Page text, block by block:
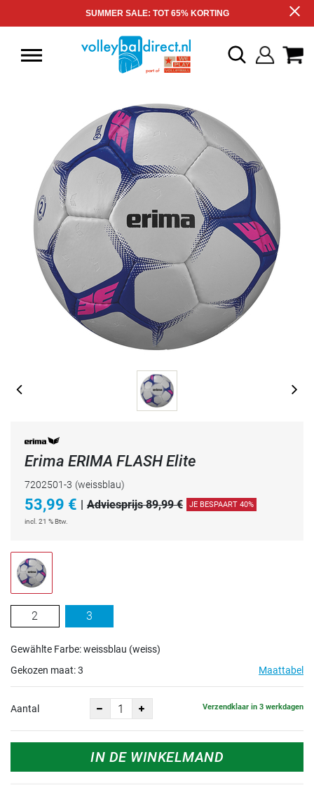
SUMMER SALE: TOT 65% KORTING
Erima ERIMA FLASH Elite
7202501-3 (weissblau)
53,99 € | Adviesprijs 89,99 € JE BESPAART 40%
incl. 21 % Btw.
2 3
Gewählte Farbe: weissblau (weiss)
Gekozen maat:3 Maattabel
Aantal Verzendklaar in 3 werkdagen
IN DE WINKELMAND